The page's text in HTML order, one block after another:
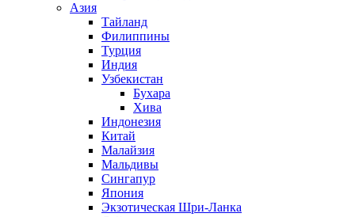
Азия
Тайланд
Филиппины
Турция
Индия
Узбекистан
Бухара
Хива
Индонезия
Китай
Малайзия
Мальдивы
Сингапур
Япония
Экзотическая Шри-Ланка